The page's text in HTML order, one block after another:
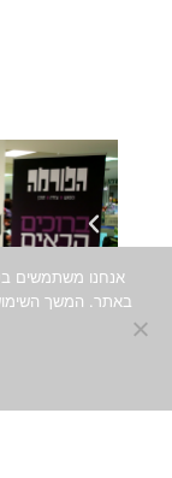
תמונות
באתר. המשך